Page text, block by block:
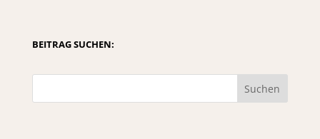
BEITRAG SUCHEN:
Suchen